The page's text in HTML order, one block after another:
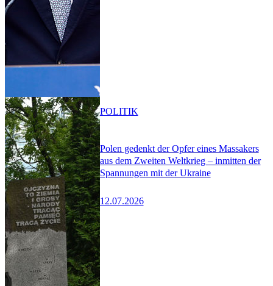
Polen gedenkt der Opfer eines Massakers
aus dem Zweiten Weltkrieg – inmitten der
Spannungen mit der Ukraine
12.07.2026
POLITIK